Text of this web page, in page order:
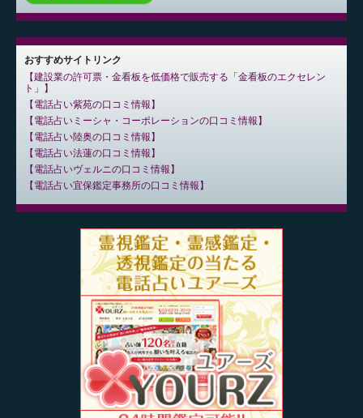
おすすめサイトリンク
建設業の許可票・金看板を低価格で販売する「金看板のエクセレン
ト」
電話占い紫苑の口コミ情報
電話占いミーシャ・コーポレーションの口コミ情報
電話占い陸奥の口コミ情報
電話占い法蓮の口コミ情報
電話占いヴェルニの口コミ情報
電話占い宜保鑑定事務所の口コミ情報